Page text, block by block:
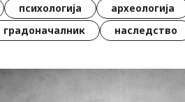
психологија археологија
градоначалник наследство